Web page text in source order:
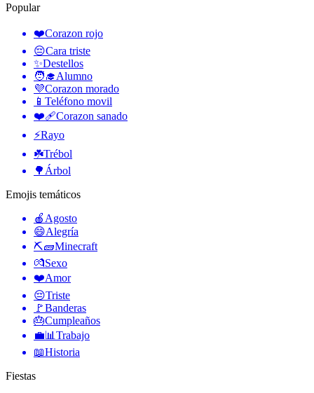
Popular
❤️Corazon rojo
😔Cara triste
✨Destellos
🧑‍🎓Alumno
💜Corazon morado
📱 Teléfono movil
❤️‍🩹Corazon sanado
⚡Rayo
☘️Trébol
🌳 Árbol
Emojis temáticos
🍎 Agosto
😄Alegría
⛏🧱Minecraft
💏Sexo
❤️Amor
😔Triste
🚩Banderas
🎂Cumpleaños
💼📊 Trabajo
📖Historia
Fiestas